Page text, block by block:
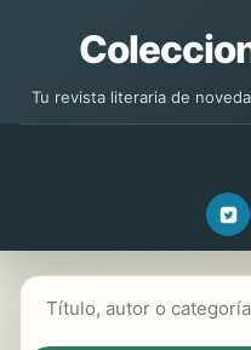
Tu revista literaria de